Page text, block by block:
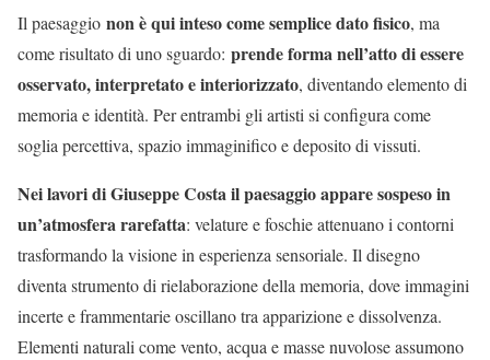
Il paesaggio non è qui inteso come semplice dato fisico, ma
come risultato di uno sguardo: prende forma nell’atto di essere
osservato, interpretato e interiorizzato, diventando elemento di
memoria e identità. Per entrambi gli artisti si configura come
soglia percettiva, spazio immaginifico e deposito di vissuti.
Nei lavori di Giuseppe Costa il paesaggio appare sospeso in
un’atmosfera rarefatta: velature e foschie attenuano i contorni
trasformando la visione in esperienza sensoriale. Il disegno
diventa strumento di rielaborazione della memoria, dove immagini
incerte e frammentarie oscillano tra apparizione e dissolvenza.
Elementi naturali come vento, acqua e masse nuvolose assumono